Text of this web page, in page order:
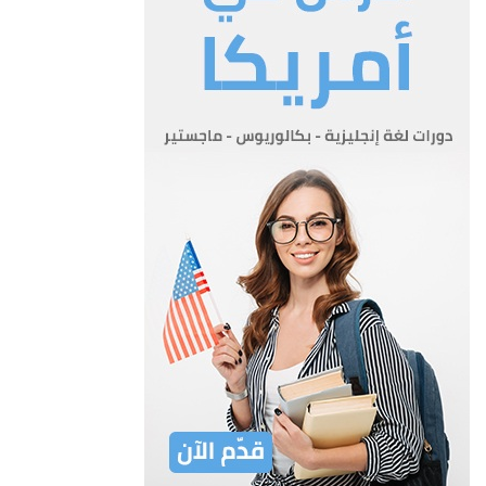
النباتية التي يتم تحديدها بالنظام الصادر بمقتضى احكام
هذا القانون.
المادة 4
أ – ينظم في الوزارة تحت إشراف المسجل سجل يسمى (سجل
الأصناف النباتية الجديدة) تدون أو تحفظ فيه جميع البيانات المتعلقة
بالأصناف النباتية الجديدة و تسميتها وأسماء مستنبطيها وعناوينهم
وشهادات التسجيل وما طرأ عليها من إجراءات وتصرفات
بما في ذلك:
1 – أي تحويل أو تنازل أو نقل ملكية أو ترخيص من مالكها للغير
باستعمالها مع مراعاة ما في عقد الترخيص من سرية.
2 – الرهن أو الحجز الذي يوقع على الصنف المحمي أو أي قيد على
استعماله.
ب – يحق للجمهور الاطلاع على السجل والوثائق المتعلقة بالحقوق